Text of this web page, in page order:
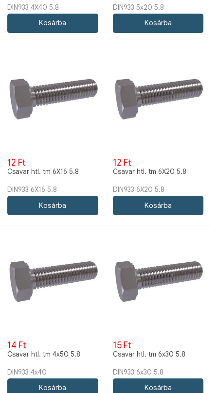
DIN933 4X40 5.8 DIN933 5x20 5.8
12 Ft
Csavar htl. tm 6X16 5.8
DIN933 6X16 5.8
12 Ft
Csavar htl. tm 6X20 5.8
DIN933 6X20 5.8
14 Ft
Csavar htl. tm 4x50 5.8
DIN933 4x40
15 Ft
Csavar htl. tm 6x30 5.8
DIN933 6x30 5.8